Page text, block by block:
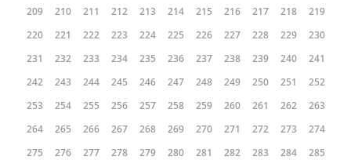
209
210 211 212 213 214 215 216 217 218
219
220
221 222 223 224 225 226 227 228 229
230
231
232 233 234 235 236 237 238 239 240
241
242
243 244 245 246 247 248 249 250 251
252
253
254 255 256 257 258 259 260 261 262
263
264
265 266 267 268 269 270 271 272 273
274
275
276 277 278 279 280 281 282 283 284
285